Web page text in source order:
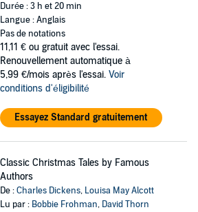
Durée : 3 h et 20 min
Langue : Anglais
Pas de notations
11,11 € ou gratuit avec l'essai.
Renouvellement automatique à
5,99 €/mois après l'essai. Voir
conditions d'éligibilité
Essayez Standard gratuitement
Classic Christmas Tales by Famous
Authors
De :Charles Dickens, Louisa May Alcott
Lu par : Bobbie Frohman, David Thorn